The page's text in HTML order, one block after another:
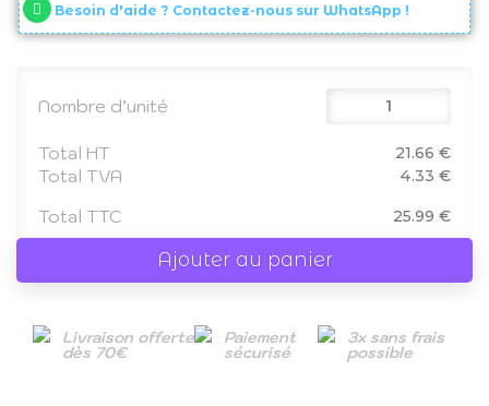
Besoin d'aide ? Contactez-nous sur WhatsApp !
Nombre d’unité
Total HT 21.66 €
Total TVA 4.33 €
Total TTC 25.99 €
Ajouter au panier
Livraison offerte
dès 70€
Paiement
sécurisé
3x sans frais
possible